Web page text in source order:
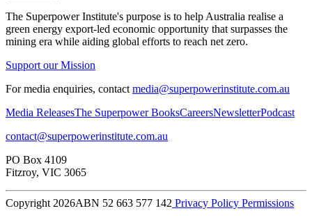
The Superpower Institute's purpose is to help Australia realise a
green energy export-led economic opportunity that surpasses the
mining era while aiding global efforts to reach net zero.​​​​‌ ‍ ​‍​‍‌‍ ‌ ​‍‌‍‍‌‌‍‌ ‌‍‍‌‌‍ ‍​‍​‍​ ‍‍​‍​‍‌ ​ ‌‍​‌‌‍ ‍‌‍‍‌‌ ‌​‌ ‍‌​‍ ‍‌‍‍‌‌‍ ​‍​‍​‍ ​​‍​‍‌‍‍​‌ ​‍‌‍‌‌‌‍‌‍​‍​‍​ ‍‍​‍​‍‌‍‍​‌ ‌​‌ ‌​‌ ​​​ ‍‍​‍ ​‍ ‌‍ ​‌‍ ‌‍​ ‌‍​‌‌‍ ​‌‍‍​‌‍ ‌ ​ ‌ ‌​​ ‍‍​ ​ ​ ​ ​ ​ ​ ​ ​‍ ‌‍‍‌‌‍ ‍‌ ‌​‌‍‌‌‌‍ ‍‌ ‌​​‍ ‌‍‌‌‌‍‌​‌‍‍‌‌ ‌​​‍ ‌‍ ‌‌‍ ‌‍‌​‌‍‌‌​ ‌‌ ​​‌ ​‍‌‍‌‌‌ ​ ‌‍‌‌‌‍ ‍‌ ‌​‌‍​‌‌ ‌​‌‍‍‌‌‍ ‌‍ ‍​ ‍ ‌‍‍‌‌‍‌​​ ‌​ ​‍​ ‌‍​ ‌‌​ ‌‍​ ​​‌‍‌‌​ ‍​​ ​​​‍ ‌​ ‌ ​ ‌​​ ‌‍​ ‌‌​‍ ‌​ ‌​​ ‍​​ ​ ​ ‍‌​‍ ‌​ ‍​​ ‌‍​ ​‍​ ‍‌​‍ ‌​ ‌‌​ ‌‌​ ‌ ​ ​‍‌‍‌‍​ ‍​​ ​‍​ ‍‌​ ‌‌​ ‍​​ ​​‌‍‌‌​ ‍ ‌ ‌​‌ ‍‌‌ ​​‌‍‌‌​ ‌‌ ​ ‌‍‌‌‌ ‌​‌ ‌​‌‍‍‌‌‍ ‍‌‍‌ ‌ ​ ​ ‍ ‌ ​​‌‍​‌‌ ‌​‌‍‍​​ ‌‌‍‌‍‌‍ ‌‍ ‌ ‌​‌‍‌‌‌ ​‍‌‌‌​‌‍‌‌‌ ‍​‌ ‌​​ ‌‍​‍‌‍​‌‌ ​ ‌‍‌‌‌‌‌‌‌ ​‍‌‍ ​​ ‌‌‍‍​‌ ‌​‌ ‌​‌ ​​​‍‌‌​ ​ ‌​​‌​‍‌‌​ ​‍‌​‌‍​‍‌‌​ ​‍‌​‌‍‌‍ ​‌‍ ‌‍​ ‌‍​‌‌‍ ​‌‍‍​‌‍ ‌ ​ ‌ ‌​​‍‌‌​ ​ ‌​​‌​ ​ ​ ​ ​ ​ ​ ​ ​‍‌‍‌‍‍‌‌‍‌​​ ‌​ ​‍​ ‌‍​ ‌‌​ ‌‍​ ​​‌‍‌‌​ ‍​​ ​​​‍ ‌​ ‌ ​ ‌​​ ‌‍​ ‌‌​‍ ‌​ ‌​​ ‍​​ ​ ​ ‍‌​‍ ‌​ ‍​​ ‌‍​ ​‍​ ‍‌​‍ ‌​ ‌‌​ ‌‌​ ‌ ​ ​‍‌‍‌‍​ ‍​​ ​‍​ ‍‌​ ‌‌​ ‍​​ ​​‌‍‌‌​‍‌‍‌ ‌​‌ ‍‌‌ ​​‌‍‌‌​ ‌‌ ​ ‌‍‌‌‌ ‌​‌ ‌​‌‍‍‌‌‍ ‍‌‍‌ ‌ ​ ​‍‌‍‌ ​​‌‍​‌‌ ‌​‌‍‍​​ ‌‌‍‌‍‌‍ ‌‍ ‌ ‌​‌‍‌‌‌ ​‍‌‌‌​‌‍‌‌‌ ‍​‌ ‌​​‍‌‍‌ ​​‌‍‌‌‌ ​‍‌ ​ ‌ ​​‌‍‌‌‌‍​ ‌ ‌​‌‍‍‌‌ ‌‍‌‍‌‌​ ‌‌ ​​‌ ‌‌‌‍​‍‌‍ ​‌‍‍‌‌ ​ ‌‍‍​‌‍‌‌‌‍‌​​‍​‍‌ ‌
Support our Mission
For media enquiries, contact media@superpowerinstitute.com.au
Media Releases​​​​‌ ‍ ​‍​‍‌‍ ‌ ​‍‌‍‍‌‌‍‌ ‌‍‍‌‌‍ ‍​‍​‍​ ‍‍​‍​‍‌ ​ ‌‍​‌‌‍ ‍‌‍‍‌‌ ‌​‌ ‍‌​‍ ‍‌‍‍‌‌‍ ​‍​‍​‍ ​​‍​‍‌‍‍​‌ ​‍‌‍‌‌‌‍‌‍​‍​‍​ ‍‍​‍​‍‌‍‍​‌ ‌​‌ ‌​‌ ​​​ ‍‍​‍ ​‍ ‌‍ ​‌‍ ‌‍​ ‌‍​‌‌‍ ​‌‍‍​‌‍ ‌ ​ ‌ ‌​​ ‍‍​ ​ ​ ​ ​ ​ ​ ​ ​‍ ‌‍‍‌‌‍ ‍‌ ‌​‌‍‌‌‌‍ ‍‌ ‌​​‍ ‌‍‌‌‌‍‌​‌‍‍‌‌ ‌​​‍ ‌‍ ‌‌‍ ‌‍‌​‌‍‌‌​ ‌‌ ​​‌ ​‍‌‍‌‌‌ ​ ‌‍‌‌‌‍ ‍‌ ‌​‌‍​‌‌ ‌​‌‍‍‌‌‍ ‌‍ ‍​ ‍ ‌‍‍‌‌‍‌​​ ‌​ ​‍​ ‌‍​ ‌‌​ ‌‍​ ​​‌‍‌‌​ ‍​​ ​​​‍ ‌​ ‌ ​ ‌​​ ‌‍​ ‌‌​‍ ‌​ ‌​​ ‍​​ ​ ​ ‍‌​‍ ‌​ ‍​​ ‌‍​ ​‍​ ‍‌​‍ ‌​ ‌‌​ ‌‌​ ‌ ​ ​‍‌‍‌‍​ ‍​​ ​‍​ ‍‌​ ‌‌​ ‍​​ ​​‌‍‌‌​ ‍ ‌ ‌​‌ ‍‌‌ ​​‌‍‌‌​ ‌‌ ​ ‌‍‌‌‌ ‌​‌ ‌​‌‍‍‌‌‍ ‍‌‍‌ ‌ ​ ​ ‍ ‌ ​​‌‍​‌‌ ‌​‌‍‍​​ ‌‌‍‌‍‌‍ ‌‍ ‌ ‌​‌‍‌‌‌ ​‍‌​ ‌‌‍‌‌‌‍ ‍‌ ‌‌‌​‍‌‌ ‌​‌‍‌‌‌‍ ‌‌ ​ ​‍‌‌​ ‌‌‌​​‍‌‌ ‌‍‍ ‌‍‌‌‌ ‍‌​‍‌‌​ ​ ‌​‌​​‍‌‌​ ​ ‌​‌​​‍‌‌​ ​‍​ ​‍‌‍​ ‌‍​‌​ ‌​​ ​​​ ‍‌‌‍‌​​ ​‍​ ‌‍‌‍​ ​ ‌ ‌‍‌‌​ ‌‌​‍‌‌​ ​‍​ ​‍​‍‌‌​ ‌‌‌​‌​​‍ ‍‌‍ ​‌‍​‌‌‍​‍‌‍‌‌‌‍ ​​ ‌‍​‍‌‍​‌‌ ​ ‌‍‌‌‌‌‌‌‌ ​‍‌‍ ​​ ‌‌‍‍​‌ ‌​‌ ‌​‌ ​​​‍‌‌​ ​ ‌​​‌​‍‌‌​ ​‍‌​‌‍​‍‌‌​ ​‍‌​‌‍‌‍ ​‌‍ ‌‍​ ‌‍​‌‌‍ ​‌‍‍​‌‍ ‌ ​ ‌ ‌​​‍‌‌​ ​ ‌​​‌​ ​ ​ ​ ​ ​ ​ ​ ​‍‌‍‌‍‍‌‌‍‌​​ ‌​ ​‍​ ‌‍​ ‌‌​ ‌‍​ ​​‌‍‌‌​ ‍​​ ​​​‍ ‌​ ‌ ​ ‌​​ ‌‍​ ‌‌​‍ ‌​ ‌​​ ‍​​ ​ ​ ‍‌​‍ ‌​ ‍​​ ‌‍​ ​‍​ ‍‌​‍ ‌​ ‌‌​ ‌‌​ ‌ ​ ​‍‌‍‌‍​ ‍​​ ​‍​ ‍‌​ ‌‌​ ‍​​ ​​‌‍‌‌​‍‌‍‌ ‌​‌ ‍‌‌ ​​‌‍‌‌​ ‌‌ ​ ‌‍‌‌‌ ‌​‌ ‌​‌‍‍‌‌‍ ‍‌‍‌ ‌ ​ ​‍‌‍‌ ​​‌‍​‌‌ ‌​‌‍‍​​ ‌‌‍‌‍‌‍ ‌‍ ‌ ‌​‌‍‌‌‌ ​‍‌​ ‌‌‍‌‌‌‍ ‍‌ ‌‌‌​‍‌‌ ‌​‌‍‌‌‌‍ ‌‌ ​ ​‍‌‌​ ‌‌‌​​‍‌‌ ‌‍‍ ‌‍‌‌‌ ‍‌​‍‌‌​ ​ ‌​‌​​‍‌‌​ ​ ‌​‌​​‍‌‌​ ​‍​ ​‍‌‍​ ‌‍​‌​ ‌​​ ​​​ ‍‌‌‍‌​​ ​‍​ ‌‍‌‍​ ​ ‌ ‌‍‌‌​ ‌‌​‍‌‌​ ​‍​ ​‍​‍‌‌​ ‌‌‌​‌​​‍ ‍‌‍ ​‌‍​‌‌‍​‍‌‍‌‌‌‍ ​​‍‌‍‌ ​​‌‍‌‌‌ ​‍‌ ​ ‌ ​​‌‍‌‌‌‍​ ‌ ‌​‌‍‍‌‌ ‌‍‌‍‌‌​ ‌‌ ​​‌ ‌‌‌‍​‍‌‍ ​‌‍‍‌‌ ​ ‌‍‍​‌‍‌‌‌‍‌​​‍​‍‌ ‌The Superpower Books​​​​‌ ‍ ​‍​‍‌‍ ‌ ​‍‌‍‍‌‌‍‌ ‌‍‍‌‌‍ ‍​‍​‍​ ‍‍​‍​‍‌ ​ ‌‍​‌‌‍ ‍‌‍‍‌‌ ‌​‌ ‍‌​‍ ‍‌‍‍‌‌‍ ​‍​‍​‍ ​​‍​‍‌‍‍​‌ ​‍‌‍‌‌‌‍‌‍​‍​‍​ ‍‍​‍​‍‌‍‍​‌ ‌​‌ ‌​‌ ​​​ ‍‍​‍ ​‍ ‌‍ ​‌‍ ‌‍​ ‌‍​‌‌‍ ​‌‍‍​‌‍ ‌ ​ ‌ ‌​​ ‍‍​ ​ ​ ​ ​ ​ ​ ​ ​‍ ‌‍‍‌‌‍ ‍‌ ‌​‌‍‌‌‌‍ ‍‌ ‌​​‍ ‌‍‌‌‌‍‌​‌‍‍‌‌ ‌​​‍ ‌‍ ‌‌‍ ‌‍‌​‌‍‌‌​ ‌‌ ​​‌ ​‍‌‍‌‌‌ ​ ‌‍‌‌‌‍ ‍‌ ‌​‌‍​‌‌ ‌​‌‍‍‌‌‍ ‌‍ ‍​ ‍ ‌‍‍‌‌‍‌​​ ‌​ ​‍​ ‌‍​ ‌‌​ ‌‍​ ​​‌‍‌‌​ ‍​​ ​​​‍ ‌​ ‌ ​ ‌​​ ‌‍​ ‌‌​‍ ‌​ ‌​​ ‍​​ ​ ​ ‍‌​‍ ‌​ ‍​​ ‌‍​ ​‍​ ‍‌​‍ ‌​ ‌‌​ ‌‌​ ‌ ​ ​‍‌‍‌‍​ ‍​​ ​‍​ ‍‌​ ‌‌​ ‍​​ ​​‌‍‌‌​ ‍ ‌ ‌​‌ ‍‌‌ ​​‌‍‌‌​ ‌‌ ​ ‌‍‌‌‌ ‌​‌ ‌​‌‍‍‌‌‍ ‍‌‍‌ ‌ ​ ​ ‍ ‌ ​​‌‍​‌‌ ‌​‌‍‍​​ ‌‌‍‌‍‌‍ ‌‍ ‌ ‌​‌‍‌‌‌ ​‍‌​ ‌‌‍‌‌‌‍ ‍‌ ‌‌‌​‍‌‌ ‌​‌‍‌‌‌‍ ‌‌ ​ ​‍‌‌​ ‌‌‌​​‍‌‌ ‌‍‍ ‌‍‌‌‌ ‍‌​‍‌‌​ ​ ‌​‌​​‍‌‌​ ​ ‌​‌​​‍‌‌​ ​‍​ ​‍​ ‌‍​ ‌ ​ ‌‌​ ​​​ ​‍​ ‌​‌‍‌​​ ‍​‌‍‌‌​ ‌‌‌‍‌‌​ ‍​​‍‌‌​ ​‍​ ​‍​‍‌‌​ ‌‌‌​‌​​‍ ‍‌‍ ​‌‍​‌‌‍​‍‌‍‌‌‌‍ ​​ ‌‍​‍‌‍​‌‌ ​ ‌‍‌‌‌‌‌‌‌ ​‍‌‍ ​​ ‌‌‍‍​‌ ‌​‌ ‌​‌ ​​​‍‌‌​ ​ ‌​​‌​‍‌‌​ ​‍‌​‌‍​‍‌‌​ ​‍‌​‌‍‌‍ ​‌‍ ‌‍​ ‌‍​‌‌‍ ​‌‍‍​‌‍ ‌ ​ ‌ ‌​​‍‌‌​ ​ ‌​​‌​ ​ ​ ​ ​ ​ ​ ​ ​‍‌‍‌‍‍‌‌‍‌​​ ‌​ ​‍​ ‌‍​ ‌‌​ ‌‍​ ​​‌‍‌‌​ ‍​​ ​​​‍ ‌​ ‌ ​ ‌​​ ‌‍​ ‌‌​‍ ‌​ ‌​​ ‍​​ ​ ​ ‍‌​‍ ‌​ ‍​​ ‌‍​ ​‍​ ‍‌​‍ ‌​ ‌‌​ ‌‌​ ‌ ​ ​‍‌‍‌‍​ ‍​​ ​‍​ ‍‌​ ‌‌​ ‍​​ ​​‌‍‌‌​‍‌‍‌ ‌​‌ ‍‌‌ ​​‌‍‌‌​ ‌‌ ​ ‌‍‌‌‌ ‌​‌ ‌​‌‍‍‌‌‍ ‍‌‍‌ ‌ ​ ​‍‌‍‌ ​​‌‍​‌‌ ‌​‌‍‍​​ ‌‌‍‌‍‌‍ ‌‍ ‌ ‌​‌‍‌‌‌ ​‍‌​ ‌‌‍‌‌‌‍ ‍‌ ‌‌‌​‍‌‌ ‌​‌‍‌‌‌‍ ‌‌ ​ ​‍‌‌​ ‌‌‌​​‍‌‌ ‌‍‍ ‌‍‌‌‌ ‍‌​‍‌‌​ ​ ‌​‌​​‍‌‌​ ​ ‌​‌​​‍‌‌​ ​‍​ ​‍​ ‌‍​ ‌ ​ ‌‌​ ​​​ ​‍​ ‌​‌‍‌​​ ‍​‌‍‌‌​ ‌‌‌‍‌‌​ ‍​​‍‌‌​ ​‍​ ​‍​‍‌‌​ ‌‌‌​‌​​‍ ‍‌‍ ​‌‍​‌‌‍​‍‌‍‌‌‌‍ ​​‍‌‍‌ ​​‌‍‌‌‌ ​‍‌ ​ ‌ ​​‌‍‌‌‌‍​ ‌ ‌​‌‍‍‌‌ ‌‍‌‍‌‌​ ‌‌ ​​‌ ‌‌‌‍​‍‌‍ ​‌‍‍‌‌ ​ ‌‍‍​‌‍‌‌‌‍‌​​‍​‍‌ ‌Careers​​​​‌ ‍ ​‍​‍‌‍ ‌ ​‍‌‍‍‌‌‍‌ ‌‍‍‌‌‍ ‍​‍​‍​ ‍‍​‍​‍‌ ​ ‌‍​‌‌‍ ‍‌‍‍‌‌ ‌​‌ ‍‌​‍ ‍‌‍‍‌‌‍ ​‍​‍​‍ ​​‍​‍‌‍‍​‌ ​‍‌‍‌‌‌‍‌‍​‍​‍​ ‍‍​‍​‍‌‍‍​‌ ‌​‌ ‌​‌ ​​​ ‍‍​‍ ​‍ ‌‍ ​‌‍ ‌‍​ ‌‍​‌‌‍ ​‌‍‍​‌‍ ‌ ​ ‌ ‌​​ ‍‍​ ​ ​ ​ ​ ​ ​ ​ ​‍ ‌‍‍‌‌‍ ‍‌ ‌​‌‍‌‌‌‍ ‍‌ ‌​​‍ ‌‍‌‌‌‍‌​‌‍‍‌‌ ‌​​‍ ‌‍ ‌‌‍ ‌‍‌​‌‍‌‌​ ‌‌ ​​‌ ​‍‌‍‌‌‌ ​ ‌‍‌‌‌‍ ‍‌ ‌​‌‍​‌‌ ‌​‌‍‍‌‌‍ ‌‍ ‍​ ‍ ‌‍‍‌‌‍‌​​ ‌​ ​‍​ ‌‍​ ‌‌​ ‌‍​ ​​‌‍‌‌​ ‍​​ ​​​‍ ‌​ ‌ ​ ‌​​ ‌‍​ ‌‌​‍ ‌​ ‌​​ ‍​​ ​ ​ ‍‌​‍ ‌​ ‍​​ ‌‍​ ​‍​ ‍‌​‍ ‌​ ‌‌​ ‌‌​ ‌ ​ ​‍‌‍‌‍​ ‍​​ ​‍​ ‍‌​ ‌‌​ ‍​​ ​​‌‍‌‌​ ‍ ‌ ‌​‌ ‍‌‌ ​​‌‍‌‌​ ‌‌ ​ ‌‍‌‌‌ ‌​‌ ‌​‌‍‍‌‌‍ ‍‌‍‌ ‌ ​ ​ ‍ ‌ ​​‌‍​‌‌ ‌​‌‍‍​​ ‌‌‍‌‍‌‍ ‌‍ ‌ ‌​‌‍‌‌‌ ​‍‌​ ‌‌‍‌‌‌‍ ‍‌ ‌‌‌​‍‌‌ ‌​‌‍‌‌‌‍ ‌‌ ​ ​‍‌‌​ ‌‌‌​​‍‌‌ ‌‍‍ ‌‍‌‌‌ ‍‌​‍‌‌​ ​ ‌​‌​​‍‌‌​ ​ ‌​‌​​‍‌‌​ ​‍​ ​‍‌‍‌‌​ ‌‌‌‍‌​​ ‌‍​ ‌ ‌‍‌​‌‍​‌​ ‌ ​ ‌ ​ ‌ ​ ​​‌‍​‌​‍‌‌​ ​‍​ ​‍​‍‌‌​ ‌‌‌​‌​​‍ ‍‌‍ ​‌‍​‌‌‍​‍‌‍‌‌‌‍ ​​ ‌‍​‍‌‍​‌‌ ​ ‌‍‌‌‌‌‌‌‌ ​‍‌‍ ​​ ‌‌‍‍​‌ ‌​‌ ‌​‌ ​​​‍‌‌​ ​ ‌​​‌​‍‌‌​ ​‍‌​‌‍​‍‌‌​ ​‍‌​‌‍‌‍ ​‌‍ ‌‍​ ‌‍​‌‌‍ ​‌‍‍​‌‍ ‌ ​ ‌ ‌​​‍‌‌​ ​ ‌​​‌​ ​ ​ ​ ​ ​ ​ ​ ​‍‌‍‌‍‍‌‌‍‌​​ ‌​ ​‍​ ‌‍​ ‌‌​ ‌‍​ ​​‌‍‌‌​ ‍​​ ​​​‍ ‌​ ‌ ​ ‌​​ ‌‍​ ‌‌​‍ ‌​ ‌​​ ‍​​ ​ ​ ‍‌​‍ ‌​ ‍​​ ‌‍​ ​‍​ ‍‌​‍ ‌​ ‌‌​ ‌‌​ ‌ ​ ​‍‌‍‌‍​ ‍​​ ​‍​ ‍‌​ ‌‌​ ‍​​ ​​‌‍‌‌​‍‌‍‌ ‌​‌ ‍‌‌ ​​‌‍‌‌​ ‌‌ ​ ‌‍‌‌‌ ‌​‌ ‌​‌‍‍‌‌‍ ‍‌‍‌ ‌ ​ ​‍‌‍‌ ​​‌‍​‌‌ ‌​‌‍‍​​ ‌‌‍‌‍‌‍ ‌‍ ‌ ‌​‌‍‌‌‌ ​‍‌​ ‌‌‍‌‌‌‍ ‍‌ ‌‌‌​‍‌‌ ‌​‌‍‌‌‌‍ ‌‌ ​ ​‍‌‌​ ‌‌‌​​‍‌‌ ‌‍‍ ‌‍‌‌‌ ‍‌​‍‌‌​ ​ ‌​‌​​‍‌‌​ ​ ‌​‌​​‍‌‌​ ​‍​ ​‍‌‍‌‌​ ‌‌‌‍‌​​ ‌‍​ ‌ ‌‍‌​‌‍​‌​ ‌ ​ ‌ ​ ‌ ​ ​​‌‍​‌​‍‌‌​ ​‍​ ​‍​‍‌‌​ ‌‌‌​‌​​‍ ‍‌‍ ​‌‍​‌‌‍​‍‌‍‌‌‌‍ ​​‍‌‍‌ ​​‌‍‌‌‌ ​‍‌ ​ ‌ ​​‌‍‌‌‌‍​ ‌ ‌​‌‍‍‌‌ ‌‍‌‍‌‌​ ‌‌ ​​‌ ‌‌‌‍​‍‌‍ ​‌‍‍‌‌ ​ ‌‍‍​‌‍‌‌‌‍‌​​‍​‍‌ ‌Newsletter​​​​‌ ‍ ​‍​‍‌‍ ‌ ​‍‌‍‍‌‌‍‌ ‌‍‍‌‌‍ ‍​‍​‍​ ‍‍​‍​‍‌ ​ ‌‍​‌‌‍ ‍‌‍‍‌‌ ‌​‌ ‍‌​‍ ‍‌‍‍‌‌‍ ​‍​‍​‍ ​​‍​‍‌‍‍​‌ ​‍‌‍‌‌‌‍‌‍​‍​‍​ ‍‍​‍​‍‌‍‍​‌ ‌​‌ ‌​‌ ​​​ ‍‍​‍ ​‍ ‌‍ ​‌‍ ‌‍​ ‌‍​‌‌‍ ​‌‍‍​‌‍ ‌ ​ ‌ ‌​​ ‍‍​ ​ ​ ​ ​ ​ ​ ​ ​‍ ‌‍‍‌‌‍ ‍‌ ‌​‌‍‌‌‌‍ ‍‌ ‌​​‍ ‌‍‌‌‌‍‌​‌‍‍‌‌ ‌​​‍ ‌‍ ‌‌‍ ‌‍‌​‌‍‌‌​ ‌‌ ​​‌ ​‍‌‍‌‌‌ ​ ‌‍‌‌‌‍ ‍‌ ‌​‌‍​‌‌ ‌​‌‍‍‌‌‍ ‌‍ ‍​ ‍ ‌‍‍‌‌‍‌​​ ‌​ ​‍​ ‌‍​ ‌‌​ ‌‍​ ​​‌‍‌‌​ ‍​​ ​​​‍ ‌​ ‌ ​ ‌​​ ‌‍​ ‌‌​‍ ‌​ ‌​​ ‍​​ ​ ​ ‍‌​‍ ‌​ ‍​​ ‌‍​ ​‍​ ‍‌​‍ ‌​ ‌‌​ ‌‌​ ‌ ​ ​‍‌‍‌‍​ ‍​​ ​‍​ ‍‌​ ‌‌​ ‍​​ ​​‌‍‌‌​ ‍ ‌ ‌​‌ ‍‌‌ ​​‌‍‌‌​ ‌‌ ​ ‌‍‌‌‌ ‌​‌ ‌​‌‍‍‌‌‍ ‍‌‍‌ ‌ ​ ​ ‍ ‌ ​​‌‍​‌‌ ‌​‌‍‍​​ ‌‌‍‌‍‌‍ ‌‍ ‌ ‌​‌‍‌‌‌ ​‍‌​ ‌‌‍‌‌‌‍ ‍‌ ‌‌‌​‍‌‌ ‌​‌‍‌‌‌‍ ‌‌ ​ ​‍‌‌​ ‌‌‌​​‍‌‌ ‌‍‍ ‌‍‌‌‌ ‍‌​‍‌‌​ ​ ‌​‌​​‍‌‌​ ​ ‌​‌​​‍‌‌​ ​‍​ ​‍​ ​‍‌‍​‍​ ​​​ ​ ​ ‍‌​ ​‍‌‍​‌​ ‍​‌‍​‌​ ‌ ​ ​​‌‍‌‍​‍‌‌​ ​‍​ ​‍​‍‌‌​ ‌‌‌​‌​​‍ ‍‌‍ ​‌‍​‌‌‍​‍‌‍‌‌‌‍ ​​ ‌‍​‍‌‍​‌‌ ​ ‌‍‌‌‌‌‌‌‌ ​‍‌‍ ​​ ‌‌‍‍​‌ ‌​‌ ‌​‌ ​​​‍‌‌​ ​ ‌​​‌​‍‌‌​ ​‍‌​‌‍​‍‌‌​ ​‍‌​‌‍‌‍ ​‌‍ ‌‍​ ‌‍​‌‌‍ ​‌‍‍​‌‍ ‌ ​ ‌ ‌​​‍‌‌​ ​ ‌​​‌​ ​ ​ ​ ​ ​ ​ ​ ​‍‌‍‌‍‍‌‌‍‌​​ ‌​ ​‍​ ‌‍​ ‌‌​ ‌‍​ ​​‌‍‌‌​ ‍​​ ​​​‍ ‌​ ‌ ​ ‌​​ ‌‍​ ‌‌​‍ ‌​ ‌​​ ‍​​ ​ ​ ‍‌​‍ ‌​ ‍​​ ‌‍​ ​‍​ ‍‌​‍ ‌​ ‌‌​ ‌‌​ ‌ ​ ​‍‌‍‌‍​ ‍​​ ​‍​ ‍‌​ ‌‌​ ‍​​ ​​‌‍‌‌​‍‌‍‌ ‌​‌ ‍‌‌ ​​‌‍‌‌​ ‌‌ ​ ‌‍‌‌‌ ‌​‌ ‌​‌‍‍‌‌‍ ‍‌‍‌ ‌ ​ ​‍‌‍‌ ​​‌‍​‌‌ ‌​‌‍‍​​ ‌‌‍‌‍‌‍ ‌‍ ‌ ‌​‌‍‌‌‌ ​‍‌​ ‌‌‍‌‌‌‍ ‍‌ ‌‌‌​‍‌‌ ‌​‌‍‌‌‌‍ ‌‌ ​ ​‍‌‌​ ‌‌‌​​‍‌‌ ‌‍‍ ‌‍‌‌‌ ‍‌​‍‌‌​ ​ ‌​‌​​‍‌‌​ ​ ‌​‌​​‍‌‌​ ​‍​ ​‍​ ​‍‌‍​‍​ ​​​ ​ ​ ‍‌​ ​‍‌‍​‌​ ‍​‌‍​‌​ ‌ ​ ​​‌‍‌‍​‍‌‌​ ​‍​ ​‍​‍‌‌​ ‌‌‌​‌​​‍ ‍‌‍ ​‌‍​‌‌‍​‍‌‍‌‌‌‍ ​​‍‌‍‌ ​​‌‍‌‌‌ ​‍‌ ​ ‌ ​​‌‍‌‌‌‍​ ‌ ‌​‌‍‍‌‌ ‌‍‌‍‌‌​ ‌‌ ​​‌ ‌‌‌‍​‍‌‍ ​‌‍‍‌‌ ​ ‌‍‍​‌‍‌‌‌‍‌​​‍​‍‌ ‌Podcast​​​​‌ ‍ ​‍​‍‌‍ ‌ ​‍‌‍‍‌‌‍‌ ‌‍‍‌‌‍ ‍​‍​‍​ ‍‍​‍​‍‌ ​ ‌‍​‌‌‍ ‍‌‍‍‌‌ ‌​‌ ‍‌​‍ ‍‌‍‍‌‌‍ ​‍​‍​‍ ​​‍​‍‌‍‍​‌ ​‍‌‍‌‌‌‍‌‍​‍​‍​ ‍‍​‍​‍‌‍‍​‌ ‌​‌ ‌​‌ ​​​ ‍‍​‍ ​‍ ‌‍ ​‌‍ ‌‍​ ‌‍​‌‌‍ ​‌‍‍​‌‍ ‌ ​ ‌ ‌​​ ‍‍​ ​ ​ ​ ​ ​ ​ ​ ​‍ ‌‍‍‌‌‍ ‍‌ ‌​‌‍‌‌‌‍ ‍‌ ‌​​‍ ‌‍‌‌‌‍‌​‌‍‍‌‌ ‌​​‍ ‌‍ ‌‌‍ ‌‍‌​‌‍‌‌​ ‌‌ ​​‌ ​‍‌‍‌‌‌ ​ ‌‍‌‌‌‍ ‍‌ ‌​‌‍​‌‌ ‌​‌‍‍‌‌‍ ‌‍ ‍​ ‍ ‌‍‍‌‌‍‌​​ ‌​ ​‍​ ‌‍​ ‌‌​ ‌‍​ ​​‌‍‌‌​ ‍​​ ​​​‍ ‌​ ‌ ​ ‌​​ ‌‍​ ‌‌​‍ ‌​ ‌​​ ‍​​ ​ ​ ‍‌​‍ ‌​ ‍​​ ‌‍​ ​‍​ ‍‌​‍ ‌​ ‌‌​ ‌‌​ ‌ ​ ​‍‌‍‌‍​ ‍​​ ​‍​ ‍‌​ ‌‌​ ‍​​ ​​‌‍‌‌​ ‍ ‌ ‌​‌ ‍‌‌ ​​‌‍‌‌​ ‌‌ ​ ‌‍‌‌‌ ‌​‌ ‌​‌‍‍‌‌‍ ‍‌‍‌ ‌ ​ ​ ‍ ‌ ​​‌‍​‌‌ ‌​‌‍‍​​ ‌‌‍‌‍‌‍ ‌‍ ‌ ‌​‌‍‌‌‌ ​‍‌​ ‌‌‍‌‌‌‍ ‍‌ ‌‌‌​‍‌‌ ‌​‌‍‌‌‌‍ ‌‌ ​ ​‍‌‌​ ‌‌‌​​‍‌‌ ‌‍‍ ‌‍‌‌‌ ‍‌​‍‌‌​ ​ ‌​‌​​‍‌‌​ ​ ‌​‌​​‍‌‌​ ​‍​ ​‍​ ‌‍‌‍‌‌​ ‍​​ ​ ​ ​​​ ‍‌​ ‌​​ ​​​ ​‍‌‍‌‍‌‍​ ​ ​‍​‍‌‌​ ​‍​ ​‍​‍‌‌​ ‌‌‌​‌​​‍ ‍‌‍ ​‌‍​‌‌‍​‍‌‍‌‌‌‍ ​​ ‌‍​‍‌‍​‌‌ ​ ‌‍‌‌‌‌‌‌‌ ​‍‌‍ ​​ ‌‌‍‍​‌ ‌​‌ ‌​‌ ​​​‍‌‌​ ​ ‌​​‌​‍‌‌​ ​‍‌​‌‍​‍‌‌​ ​‍‌​‌‍‌‍ ​‌‍ ‌‍​ ‌‍​‌‌‍ ​‌‍‍​‌‍ ‌ ​ ‌ ‌​​‍‌‌​ ​ ‌​​‌​ ​ ​ ​ ​ ​ ​ ​ ​‍‌‍‌‍‍‌‌‍‌​​ ‌​ ​‍​ ‌‍​ ‌‌​ ‌‍​ ​​‌‍‌‌​ ‍​​ ​​​‍ ‌​ ‌ ​ ‌​​ ‌‍​ ‌‌​‍ ‌​ ‌​​ ‍​​ ​ ​ ‍‌​‍ ‌​ ‍​​ ‌‍​ ​‍​ ‍‌​‍ ‌​ ‌‌​ ‌‌​ ‌ ​ ​‍‌‍‌‍​ ‍​​ ​‍​ ‍‌​ ‌‌​ ‍​​ ​​‌‍‌‌​‍‌‍‌ ‌​‌ ‍‌‌ ​​‌‍‌‌​ ‌‌ ​ ‌‍‌‌‌ ‌​‌ ‌​‌‍‍‌‌‍ ‍‌‍‌ ‌ ​ ​‍‌‍‌ ​​‌‍​‌‌ ‌​‌‍‍​​ ‌‌‍‌‍‌‍ ‌‍ ‌ ‌​‌‍‌‌‌ ​‍‌​ ‌‌‍‌‌‌‍ ‍‌ ‌‌‌​‍‌‌ ‌​‌‍‌‌‌‍ ‌‌ ​ ​‍‌‌​ ‌‌‌​​‍‌‌ ‌‍‍ ‌‍‌‌‌ ‍‌​‍‌‌​ ​ ‌​‌​​‍‌‌​ ​ ‌​‌​​‍‌‌​ ​‍​ ​‍​ ‌‍‌‍‌‌​ ‍​​ ​ ​ ​​​ ‍‌​ ‌​​ ​​​ ​‍‌‍‌‍‌‍​ ​ ​‍​‍‌‌​ ​‍​ ​‍​‍‌‌​ ‌‌‌​‌​​‍ ‍‌‍ ​‌‍​‌‌‍​‍‌‍‌‌‌‍ ​​‍‌‍‌ ​​‌‍‌‌‌ ​‍‌ ​ ‌ ​​‌‍‌‌‌‍​ ‌ ‌​‌‍‍‌‌ ‌‍‌‍‌‌​ ‌‌ ​​‌ ‌‌‌‍​‍‌‍ ​‌‍‍‌‌ ​ ‌‍‍​‌‍‌‌‌‍‌​​‍​‍‌ ‌
contact@superpowerinstitute.com.au
PO Box 4109
Fitzroy, VIC 3065
Copyright 2026ABN 52 663 577 142 Privacy Policy Permissions